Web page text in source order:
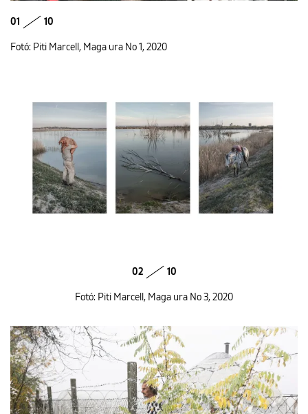
01 10
Fotó: Piti Marcell, Maga ura No 1, 2020
02 10
Fotó: Piti Marcell, Maga ura No 3, 2020